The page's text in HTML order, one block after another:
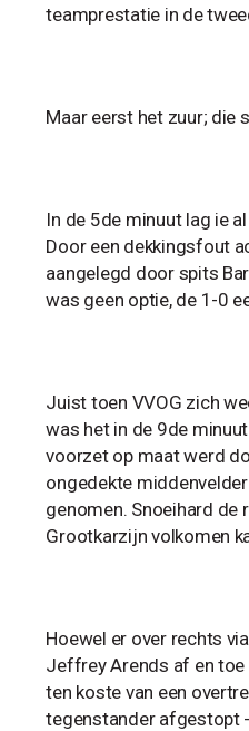
teamprestatie in de
Maar eerst het zuur; die
In de 5de minuut lag ie
Door een dekkingsfout
aangelegd door spits
was geen optie, de 1-0
Juist toen VVOG zich
was het in de 9de
voorzet op maat werd
ongedekte
genomen. Snoeihard de
Grootkarzijn volkomen
Hoewel er over rechts
Jeffrey Arends af en
ten koste van een
tegenstander afgestopt